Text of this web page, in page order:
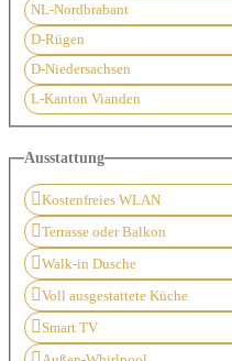
NL-Nordbrabant
D-Rügen
D-Niedersachsen
L-Kanton Vianden
Ausstattung
Kostenfreies WLAN
Terrasse oder Balkon
Walk-in Dusche
Voll ausgestattete Küche
Smart TV